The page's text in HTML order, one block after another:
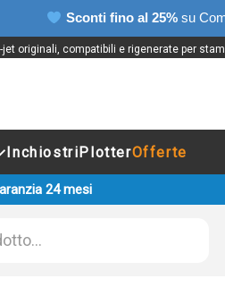
Sconti fino al 25% su
originali, compatibili e rigenerate per
InchiostriPlotterOfferte
24 mesi